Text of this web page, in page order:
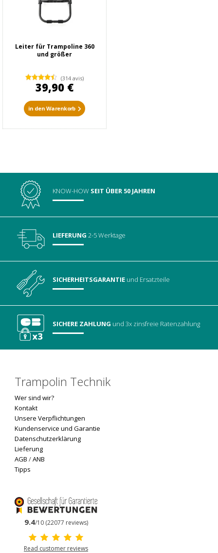
Leiter für Trampoline 360
und größer
(314 avis)
39,90 €
in den Warenkorb
KNOW-HOW SEIT ÜBER 50 JAHREN
LIEFERUNG 2-5 Werktage
SICHERHEITSGARANTIE und Ersatzteile
SICHERE ZAHLUNG und 3x zinsfreie Ratenzahlung
Trampolin Technik
Wer sind wir?
Kontakt
Unsere Verpflichtungen
Kundenservice und Garantie
Datenschutzerklärung
Lieferung
AGB /ANB
Tipps
9.4/10 (22077 reviews)
Read customer reviews